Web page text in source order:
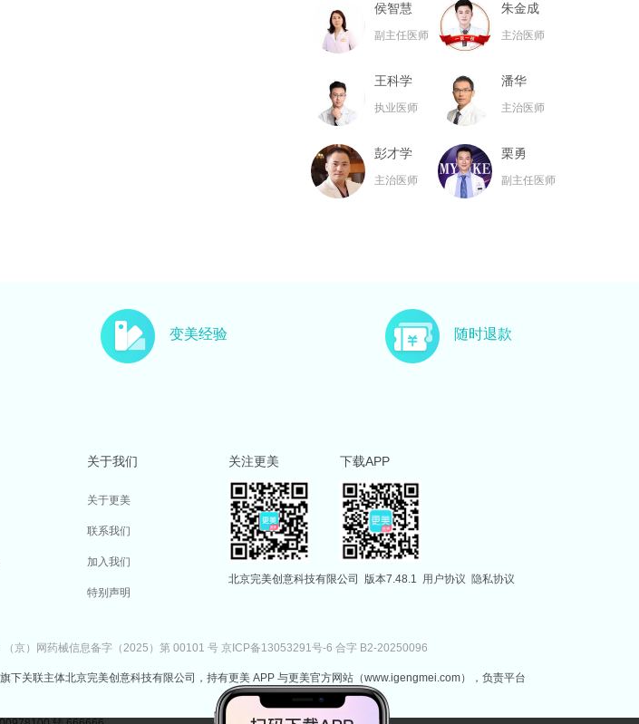
侯智慧
副主任医师
朱金成
主治医师
王科学
执业医师
潘华
主治医师
彭才学
主治医师
栗勇
副主任医师
主治医师 副主任医师
变美经验 随时退款
关于我们
关于更美
联系我们
加入我们
特别声明
关注更美 下载APP
北京完美创意科技有限公司 版本7.48.1 用户协议 隐私协议
京）网药械信息备字（2025）第 00101 号 京ICP备13053291号-6 合字 B2-20250096
关联主体北京完美创意科技有限公司，持有更美 APP 与更美官方网站（www.igengmei.com），负责平台